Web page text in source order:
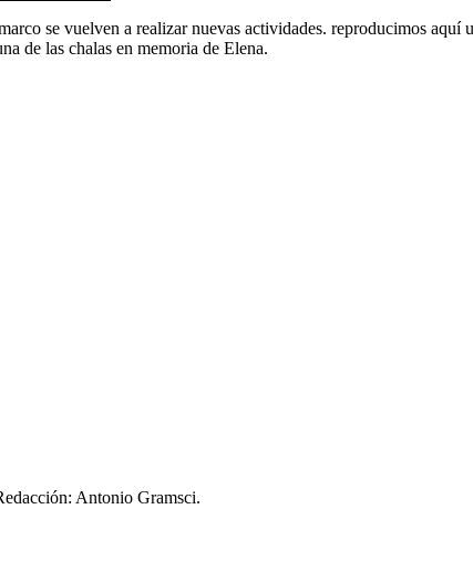
se vuelven a realizar nuevas actividades. reproducimos
de las chalas en memoria de Elena.
Antonio Gramsci.